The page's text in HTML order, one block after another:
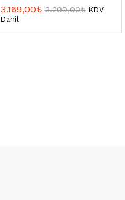
3.169,00₺ 3.299,00₺ KDV
Dahil